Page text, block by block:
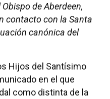
de Aberdeen,
contacto con la Santa
canónica del
Hijos del Santísimo
en el que
como distinta de la